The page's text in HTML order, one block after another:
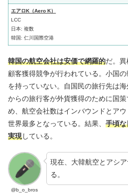
エアロK（Aero K）
LCC
日本: 複数
韓国: 仁川国際空港
韓国の航空会社は安価で網羅的だ。
顧客獲得競争が行われている。小国
を持っていない。自国民の旅行先は
からの旅行客が外貨獲得のために国
め、航空会社数はインバウンドとア
世界最多となっている。結果、 手頃
実現している。
@b_o_bros
現在、大韓航空とアシ
る。